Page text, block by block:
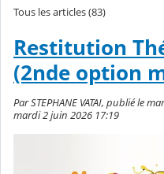
Tous les articles (83)
Restitution
(2nde option
Par STEPHANE VATAI, publié le
mardi 2 juin 2026 17:19